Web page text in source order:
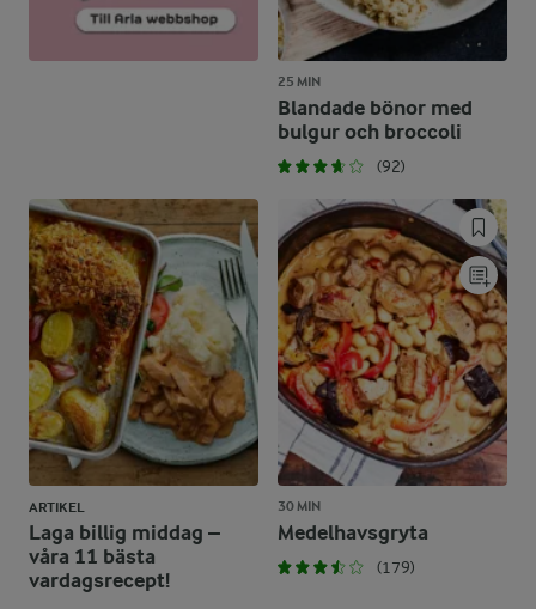
25 MIN
Blandade bönor med
bulgur och broccoli
(92)
ARTIKEL
Laga billig middag –
våra 11 bästa
vardagsrecept!
30 MIN
Medelhavsgryta
(179)